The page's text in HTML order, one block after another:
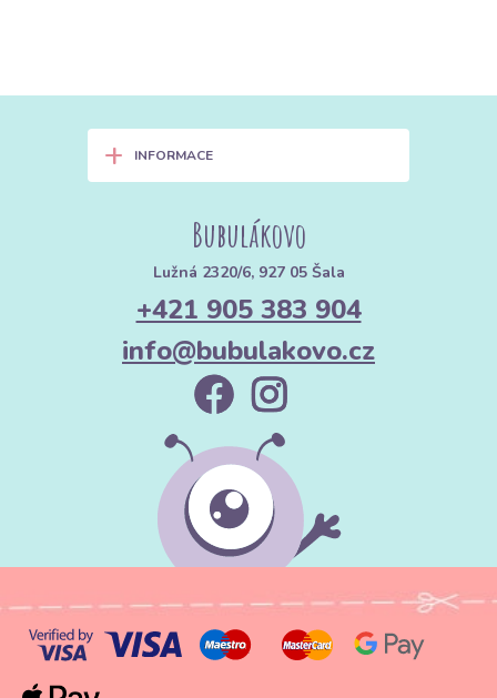
+ INFORMACE
Bubulákovo
Lužná 2320/6, 927 05 Šala
+421 905 383 904
info@bubulakovo.cz